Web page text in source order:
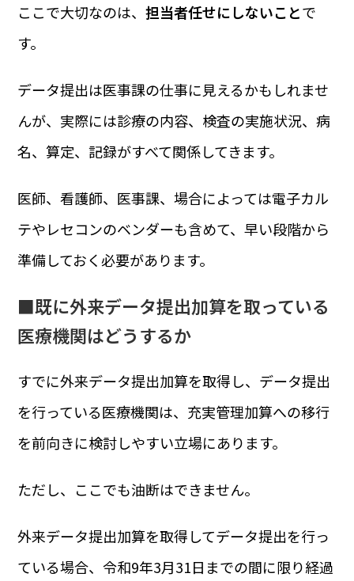
ここで大切なのは、担当者任せにしないことで
す。
データ提出は医事課の仕事に見えるかもしれませ
んが、実際には診療の内容、検査の実施状況、病
名、算定、記録がすべて関係してきます。
医師、看護師、医事課、場合によっては電子カル
テやレセコンのベンダーも含めて、早い段階から
準備しておく必要があります。
■既に外来データ提出加算を取っている
医療機関はどうするか
すでに外来データ提出加算を取得し、データ提出
を行っている医療機関は、充実管理加算への移行
を前向きに検討しやすい立場にあります。
ただし、ここでも油断はできません。
外来データ提出加算を取得してデータ提出を行っ
ている場合、令和9年3月31日までの間に限り経過